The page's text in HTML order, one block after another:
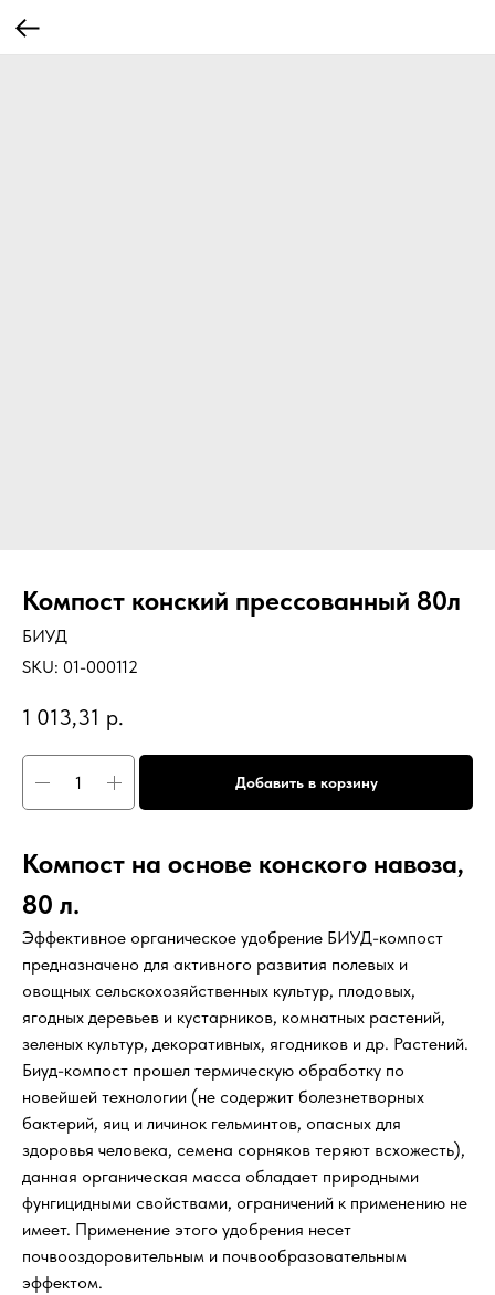
Компост конский прессованный 80л
БИУД
SKU: 01-000112
1 013,31 р.
Добавить в корзину
Компост на основе конского навоза,
80 л.
Эффективное органическое удобрение БИУД-компост
предназначено для активного развития полевых и
овощных сельскохозяйственных культур, плодовых,
ягодных деревьев и кустарников, комнатных растений,
зеленых культур, декоративных, ягодников и др. Растений.
Биуд-компост прошел термическую обработку по
новейшей технологии (не содержит болезнетворных
бактерий, яиц и личинок гельминтов, опасных для
здоровья человека, семена сорняков теряют всхожесть),
данная органическая масса обладает природными
фунгицидными свойствами, ограничений к применению не
имеет. Применение этого удобрения несет
почвооздоровительным и почвообразовательным
эффектом.